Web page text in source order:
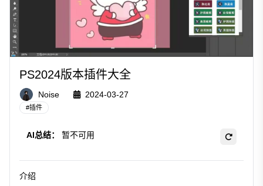
PS2024版本插件大全
Noise 2024-03-27
#插件
AI总结： 暂不可用
介绍